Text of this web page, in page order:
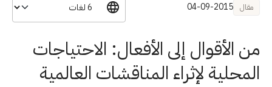
مقال 04-09-2015
من الأقوال إلى الأفعال: الاحتياجات
المحلية لإثراء المناقشات العالمية